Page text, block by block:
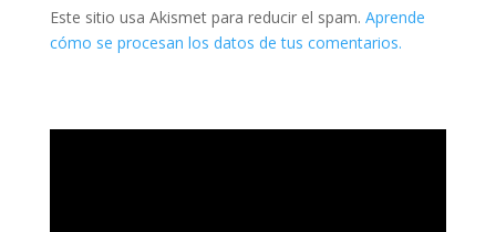
Este sitio usa Akismet para reducir el spam. Aprende
cómo se procesan los datos de tus comentarios.